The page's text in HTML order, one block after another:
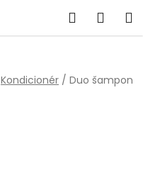
Hledat
Kondicionér / Duo šampon